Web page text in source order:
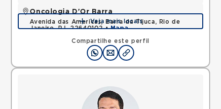
Compartilhe este perfil
Oncologia D'Or Barra
Avenida das Americas, Barra da Tijuca, Rio de
Janeiro, RJ, 22640102 •Mapa
Veja mais locais